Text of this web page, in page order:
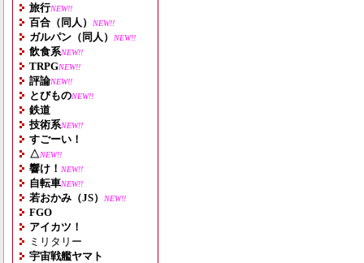
旅行NEW!!
百合（同人） NEW!!
ガルパン（同人） NEW!!
飲食系NEW!!
TRPGNEW!!
評論NEW!!
とびものNEW!!
鉄道
技術系NEW!!
すごーい！
△NEW!!
響け！ NEW!!
自転車NEW!!
若おかみ（JS） NEW!!
FGO
アイカツ！
ミリタリー
宇宙戦艦ヤマト